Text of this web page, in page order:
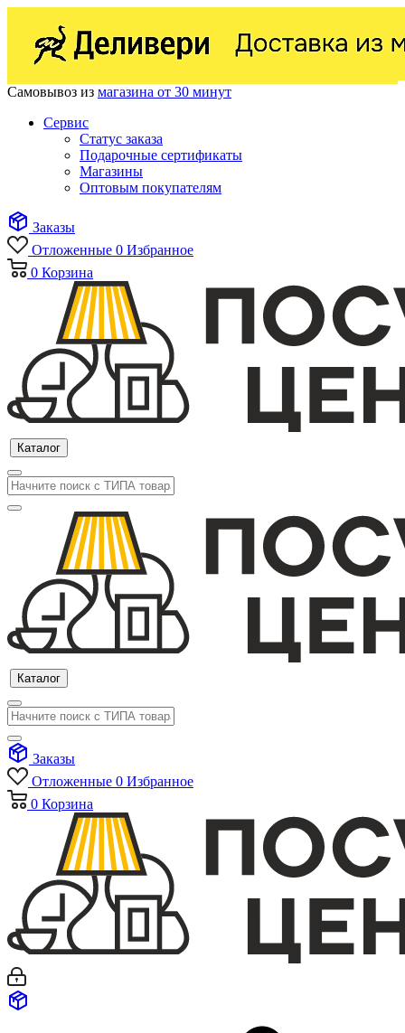
Самовывоз из магазина от 30 минут
Сервис
Статус заказа
Подарочные сертификаты
Магазины
Оптовым покупателям
Заказы
Отложенные 0 Избранное
0 Корзина
Каталог
Каталог
Заказы
Отложенные 0 Избранное
0 Корзина